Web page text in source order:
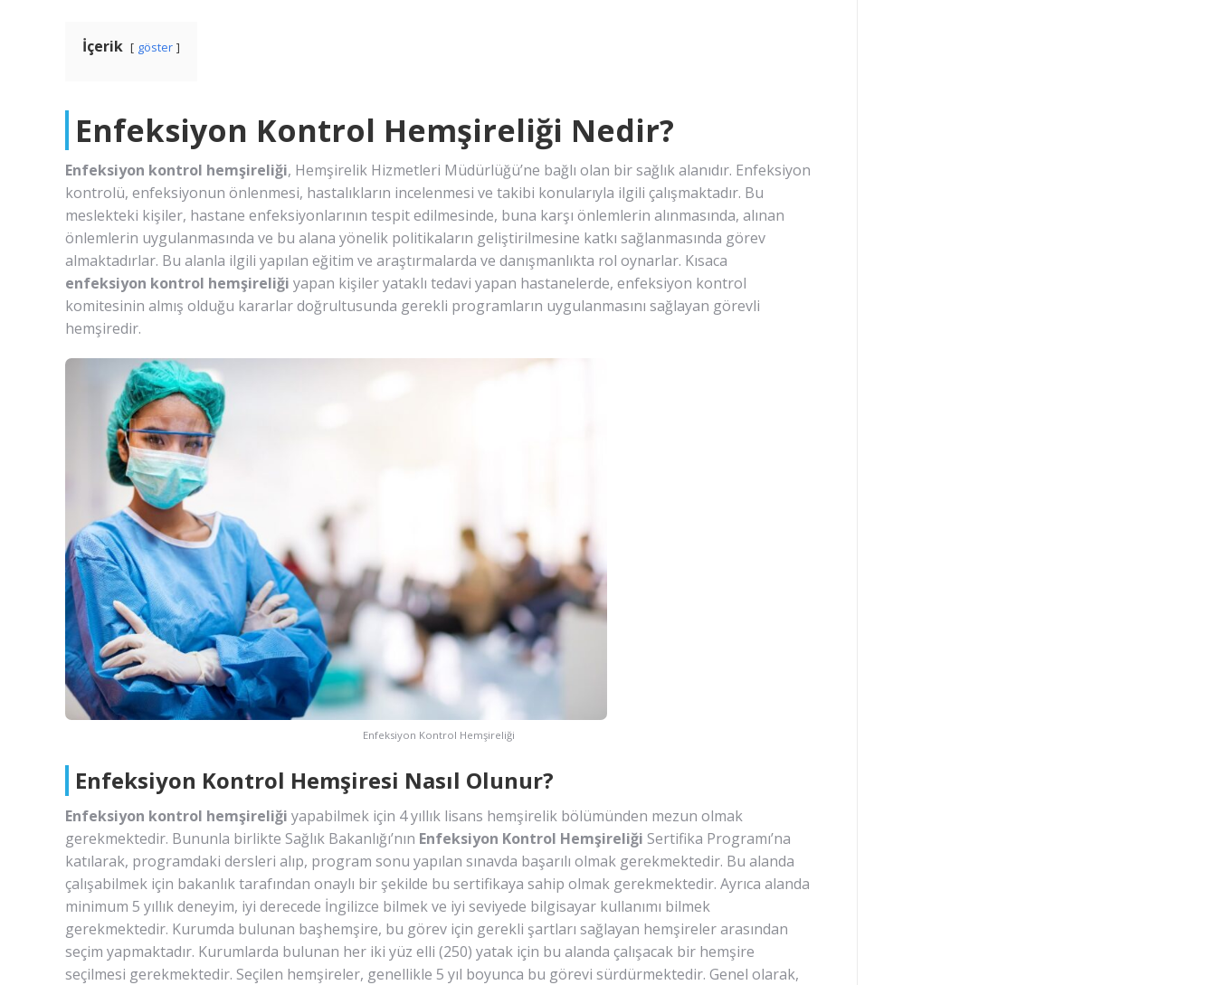
İçerik göster
Enfeksiyon Kontrol Hemşireliği Nedir?
Enfeksiyon kontrol hemşireliği, Hemşirelik Hizmetleri Müdürlüğü’ne bağlı olan bir sağlık alanıdır. Enfeksiyon
kontrolü, enfeksiyonun önlenmesi, hastalıkların incelenmesi ve takibi konularıyla ilgili çalışmaktadır. Bu
meslekteki kişiler, hastane enfeksiyonlarının tespit edilmesinde, buna karşı önlemlerin alınmasında, alınan
önlemlerin uygulanmasında ve bu alana yönelik politikaların geliştirilmesine katkı sağlanmasında görev
almaktadırlar. Bu alanla ilgili yapılan eğitim ve araştırmalarda ve danışmanlıkta rol oynarlar. Kısaca
enfeksiyon kontrol hemşireliği yapan kişiler yataklı tedavi yapan hastanelerde, enfeksiyon kontrol
komitesinin almış olduğu kararlar doğrultusunda gerekli programların uygulanmasını sağlayan görevli
hemşiredir.
Enfeksiyon Kontrol Hemşireliği
Enfeksiyon Kontrol Hemşiresi Nasıl Olunur?
Enfeksiyon kontrol hemşireliği yapabilmek için 4 yıllık lisans hemşirelik bölümünden mezun olmak
gerekmektedir. Bununla birlikte Sağlık Bakanlığı’nın Enfeksiyon Kontrol Hemşireliği Sertifika Programı’na
katılarak, programdaki dersleri alıp, program sonu yapılan sınavda başarılı olmak gerekmektedir. Bu alanda
çalışabilmek için bakanlık tarafından onaylı bir şekilde bu sertifikaya sahip olmak gerekmektedir. Ayrıca alanda
minimum 5 yıllık deneyim, iyi derecede İngilizce bilmek ve iyi seviyede bilgisayar kullanımı bilmek
gerekmektedir. Kurumda bulunan başhemşire, bu görev için gerekli şartları sağlayan hemşireler arasından
seçim yapmaktadır. Kurumlarda bulunan her iki yüz elli (250) yatak için bu alanda çalışacak bir hemşire
seçilmesi gerekmektedir. Seçilen hemşireler, genellikle 5 yıl boyunca bu görevi sürdürmektedir. Genel olarak,